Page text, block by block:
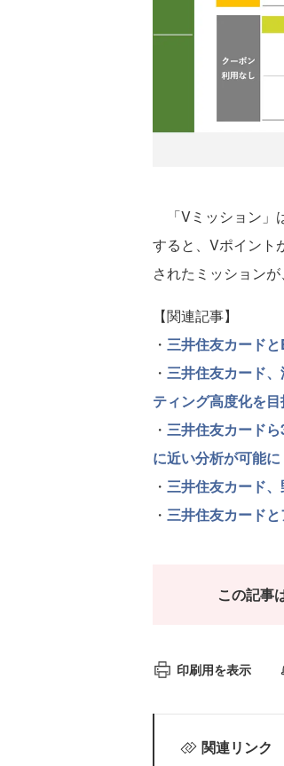
「Vミッション」
すると、Vポイント
されたミッションが
【関連記事】
・ 三井住友カード
・ 三井住友カード
ティング高度化を
・ 三井住友カード
に近い分析が可能に
・ 三井住友カード
・ 三井住友カード
この記事
印刷用を表示
関連リンク